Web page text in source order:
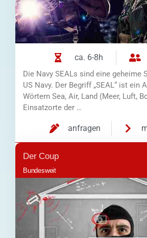
ca. 6-8h
Die Navy SEALs sind eine geheime
US Navy. Der Begriff „SEAL“ ist ein
Wörtern Sea, Air, Land (Meer, Luft,
Einsatzorte der …
anfragen
Der Coup
Bundesweit